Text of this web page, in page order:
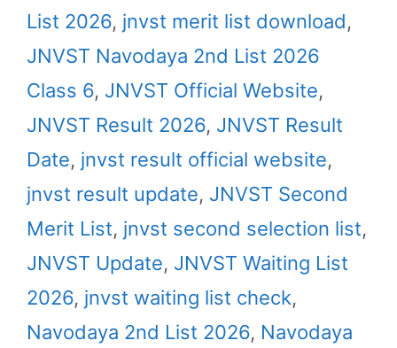
List 2026, jnvst merit list download,
JNVST Navodaya 2nd List 2026
Class 6, JNVST Official Website,
JNVST Result 2026, JNVST Result
Date, jnvst result official website,
jnvst result update, JNVST Second
Merit List, jnvst second selection list,
JNVST Update, JNVST Waiting List
2026, jnvst waiting list check,
Navodaya 2nd List 2026, Navodaya